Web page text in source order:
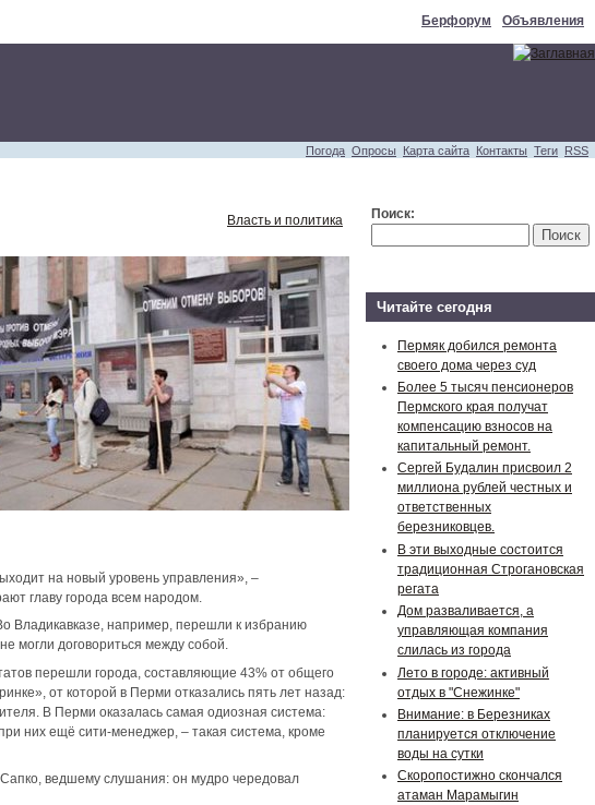
Берфорум Объявления
Погода Опросы Карта сайта Контакты Теги RSS
Власть и политика
на новый уровень управления», –
главу города всем народом.
Владикавказе, например, перешли к избранию
могли договориться между собой.
перешли города, составляющие 43% от общего
от которой в Перми отказались пять лет назад:
В Перми оказалась самая одиозная система:
них ещё сити-менеджер, – такая система, кроме
ведшему слушания: он мудро чередовал
Поиск:
Читайте сегодня
Пермяк добился ремонта
своего дома через суд
Более 5 тысяч пенсионеров
Пермского края получат
компенсацию взносов на
капитальный ремонт.
Сергей Будалин присвоил 2
миллиона рублей честных и
ответственных
березниковцев.
В эти выходные состоится
традиционная Строгановская
регата
Дом разваливается, а
управляющая компания
слилась из города
Лето в городе: активный
отдых в "Снежинке"
Внимание: в Березниках
планируется отключение
воды на сутки
Скоропостижно скончался
атаман Марамыгин